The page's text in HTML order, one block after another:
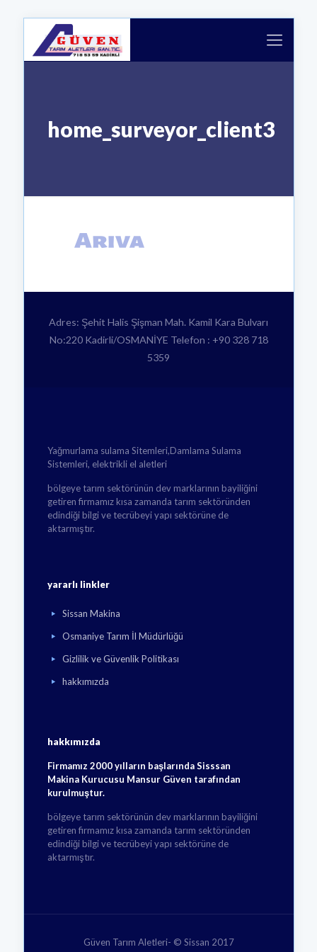
home_surveyor_client3
Adres: Şehit Halis Şişman Mah. Kamil Kara Bulvarı
No:220 Kadirli/OSMANİYE Telefon : +90 328 718
5359
Yağmurlama sulama Sitemleri,Damlama Sulama
Sistemleri, elektrikli el aletleri
bölgeye tarım sektörünün dev marklarının bayiliğini
getiren firmamız kısa zamanda tarım sektöründen
edindiği bilgi ve tecrübeyi yapı sektörüne de
aktarmıştır.
yararlı linkler
Sissan Makina
Osmaniye Tarım İl Müdürlüğü
Gizlilik ve Güvenlik Politikası
hakkımızda
hakkımızda
Firmamız 2000 yılların başlarında Sisssan
Makina Kurucusu Mansur Güven tarafından
kurulmuştur.
bölgeye tarım sektörünün dev marklarının bayiliğini
getiren firmamız kısa zamanda tarım sektöründen
edindiği bilgi ve tecrübeyi yapı sektörüne de
aktarmıştır.
Güven Tarım Aletleri- © Sissan 2017